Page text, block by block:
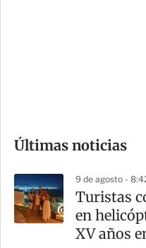
m
a
r
t
Últimas noticias
9 de agosto -
Turistas
en
XV años